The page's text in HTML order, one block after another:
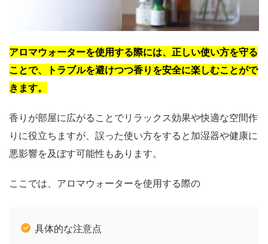
アロマウォーターを使用する際には、正しい使い方を守る
ことで、トラブルを避けつつ香りを安全に楽しむことがで
きます。
香りが部屋に広がることでリラックス効果や快適な空間作
りに役立ちますが、誤った使い方をすると加湿器や健康に
悪影響を及ぼす可能性もあります。
ここでは、アロマウォーターを使用する際の
具体的な注意点